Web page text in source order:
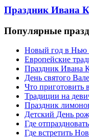
Праздник Ивана
Популярные
Новый год в Нью
Европейские
Праздник Ивана
День святого
Что приготовить
Традиции на
Праздник
Детский День
Где
Где встретить